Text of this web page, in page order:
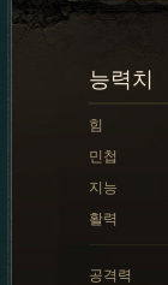
능력치
힘
민첩
지능
활력
공격력